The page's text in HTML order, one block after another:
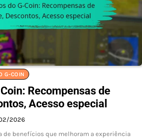
G-COIN
Recompensas de
Acesso especial
2026
de benefícios que melhoram a experiência